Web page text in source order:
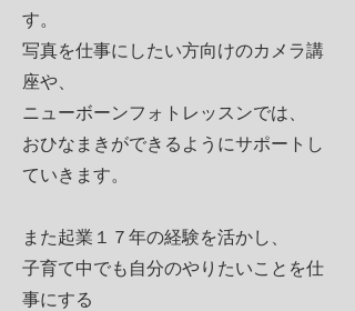
す。
写真を仕事にしたい方向けのカメラ講
座や、
ニューボーンフォトレッスンでは、
おひなまきができるようにサポートし
ていきます。
また起業１７年の経験を活かし、
子育て中でも自分のやりたいことを仕
事にする